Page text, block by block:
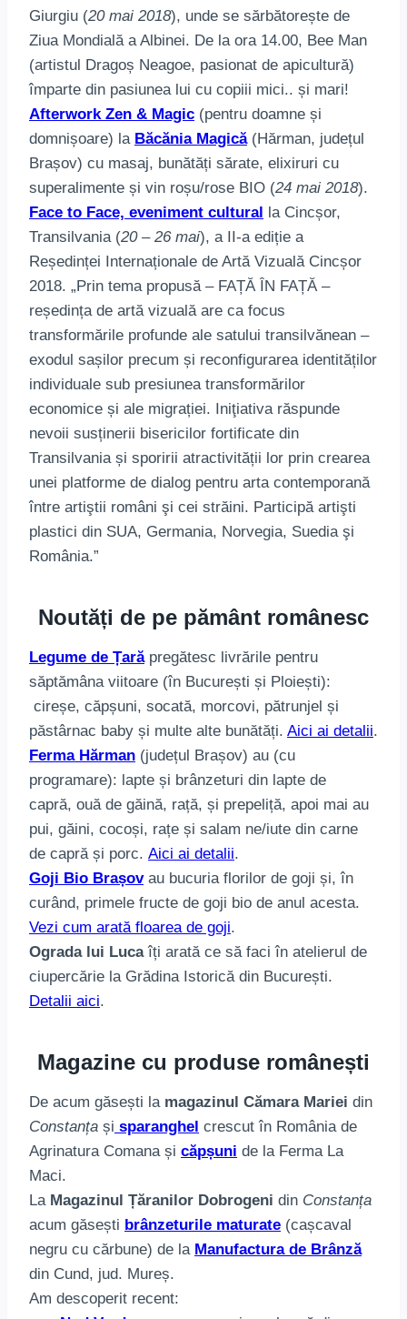
Giurgiu (20 mai 2018), unde se sărbătorește de
Ziua Mondială a Albinei. De la ora 14.00, Bee Man
(artistul Dragoș Neagoe, pasionat de apicultură)
împarte din pasiunea lui cu copiii mici.. și mari!
Afterwork Zen & Magic (pentru doamne și
domnișoare) la Băcănia Magică(Hărman, județul
Brașov) cu masaj, bunătăți sărate, elixiruri cu
superalimente și vin roșu/rose BIO (24 mai 2018).
Face to Face, eveniment cultural la Cincșor,
Transilvania (20 – 26 mai), a II-a ediție a
Reședinței Internaționale de Artă Vizuală Cincșor
2018. „Prin tema propusă – FAȚĂ ÎN FAȚĂ –
reședința de artă vizuală are ca focus
transformările profunde ale satului transilvănean –
exodul sașilor precum și reconfigurarea identităților
individuale sub presiunea transformărilor
economice și ale migrației. Iniţiativa răspunde
nevoii susținerii bisericilor fortificate din
Transilvania și sporirii atractivității lor prin crearea
unei platforme de dialog pentru arta contemporană
între artiştii români şi cei străini. Participă artişti
plastici din SUA, Germania, Norvegia, Suedia şi
România.”
Noutăți de pe pământ românesc
Legume de Țarăpregătesc livrările pentru
săptămâna viitoare (în București și Ploiești):
cireșe, căpșuni, socată, morcovi, pătrunjel și
păstârnac baby și multe alte bunătăți. Aici ai detalii.
Ferma Hărman (județul Brașov) au (cu
programare): lapte și brânzeturi din lapte de
capră, ouă de găină, rață, și prepeliță, apoi mai au
pui, găini, cocoși, rațe și salam ne/iute din carne
de capră și porc. Aici ai detalii.
Goji Bio Brașovau bucuria florilor de goji și, în
curând, primele fructe de goji bio de anul acesta.
Vezi cum arată floarea de goji.
Ograda lui Lucaîți arată ce să faci în atelierul de
ciupercărie la Grădina Istorică din București.
Detalii aici.
Magazine cu produse românești
De acum găsești la magazinul Cămara Mariei din
Constanța și sparanghel crescut în România de
Agrinatura Comana și căpșuni de la Ferma La
Maci.
La Magazinul Țăranilor Dobrogeni din Constanța
acum găsești brânzeturile maturate (cașcaval
negru cu cărbune) de la Manufactura de Brânză
din Cund, jud. Mureș.
Am descoperit recent: